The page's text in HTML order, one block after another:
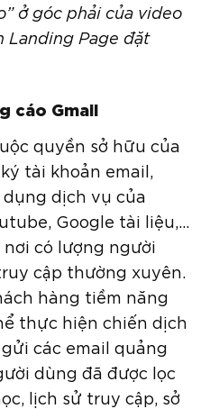
ở góc phải của video
Landing Page đặt
cáo Gmail
quyền sở hữu của
tài khoản email,
dịch vụ của
Google tài liệu,…
có lượng người
cập thường xuyên.
hàng tiềm năng
thực hiện chiến dịch
các email quảng
dùng đã được lọc
lịch sử truy cập, sở